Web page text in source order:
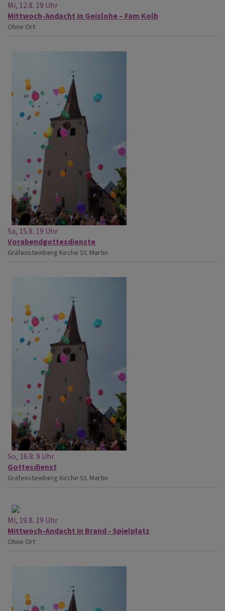
Mi, 12.8. 19 Uhr
Mittwoch-Andacht in Geislohe – Fam Kolb
Ohne Ort
Sa, 15.8. 19 Uhr
Vorabendgottesdienste
Gräfensteinberg Kirche St. Martin
So, 16.8. 9 Uhr
Gottesdienst
Gräfensteinberg Kirche St. Martin
Mi, 19.8. 19 Uhr
Mittwoch-Andacht in Brand - Spielplatz
Ohne Ort